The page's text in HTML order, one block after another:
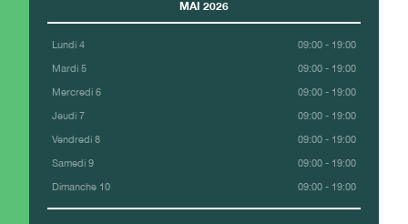
MAI 2026
Lundi 4 09:00 - 19:00
Mardi 5 09:00 - 19:00
Mercredi 6 09:00 - 19:00
Jeudi 7 09:00 - 19:00
Vendredi 8 09:00 - 19:00
Samedi 9 09:00 - 19:00
Dimanche 10 09:00 - 19:00